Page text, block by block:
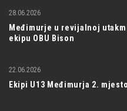
Međimurje u revijalnoj
ekipu OBU Bison
28.06.2026
Ekipi U13 Međimurja 2.
22.06.2026